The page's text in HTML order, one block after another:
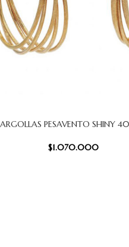
ARGOLLAS PESAVENTO SHINY
$1.070.000